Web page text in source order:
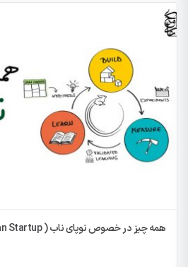
همه چیز در خصوص نوپای ناب ( The Lean Startup )